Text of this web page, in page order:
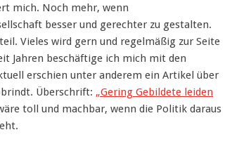
mich. Noch mehr, wenn
besser und gerechter zu gestalten.
Vieles wird gern und regelmäßig zur Seite
Jahren beschäftige ich mich mit den
erschien unter anderem ein Artikel über
Überschrift: „Gering Gebildete leiden
toll und machbar, wenn die Politik daraus